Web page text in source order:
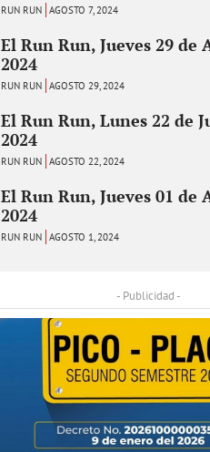
RUN RUN AGOSTO 7, 2024
El Run Run, Jueves 29 de
2024
RUN RUN AGOSTO 29, 2024
El Run Run, Lunes 22 de
2024
RUN RUN AGOSTO 22, 2024
El Run Run, Jueves 01 de
2024
RUN RUN AGOSTO 1, 2024
- Publicidad -